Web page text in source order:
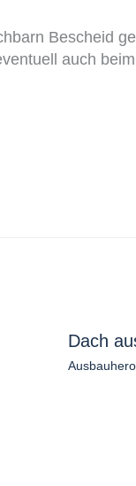
Bescheid
auch
Dach
Ausbauhero,